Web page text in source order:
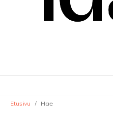
Etusivu / Hae